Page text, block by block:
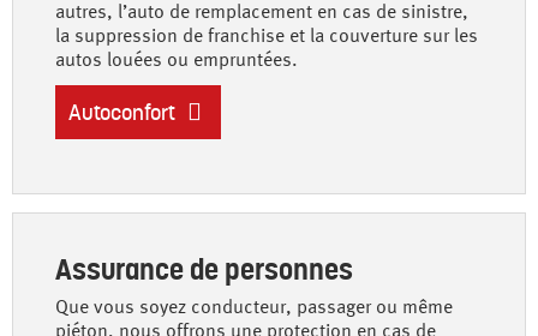
autres, l’auto de remplacement en cas de sinistre,
la suppression de franchise et la couverture sur les
autos louées ou empruntées.
Autoconfort
Assurance de personnes
Que vous soyez conducteur, passager ou même
piéton, nous offrons une protection en cas de